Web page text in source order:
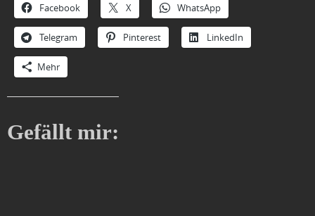
Facebook X WhatsApp
Telegram Pinterest LinkedIn
Mehr
Gefällt mir: